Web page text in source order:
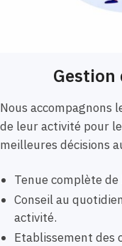
Nous accompagnons
de leur activité pour
meilleures décisions
Tenue complète
Conseil au
activité.
Etablissement des